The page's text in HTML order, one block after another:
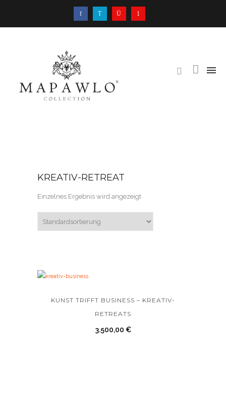
KREATIV-RETREAT
Einzelnes Ergebnis wird angezeigt
KUNST TRIFFT BUSINESS – KREATIV-
RETREATS
3.500,00 €